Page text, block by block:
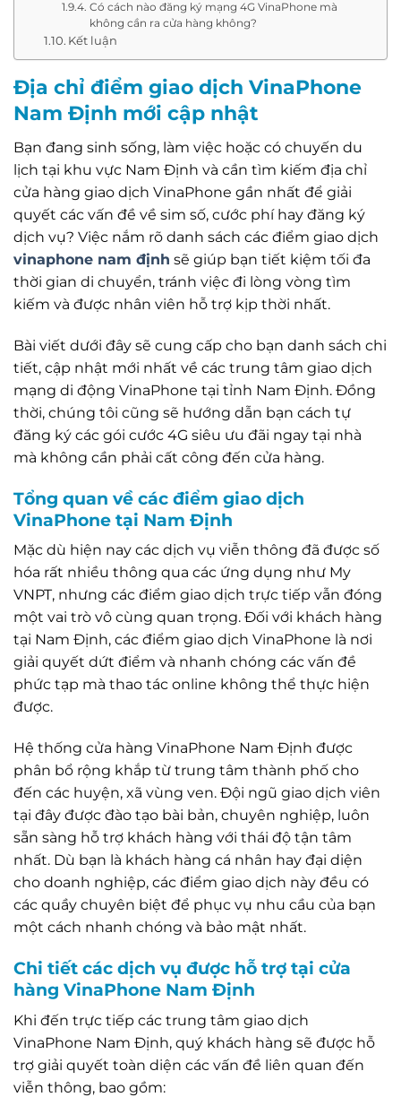
Có cách nào đăng ký mạng 4G VinaPhone mà
không cần ra cửa hàng không?
Kết luận
Địa chỉ điểm giao dịch VinaPhone
Nam Định mới cập nhật
Bạn đang sinh sống, làm việc hoặc có chuyến du
lịch tại khu vực Nam Định và cần tìm kiếm địa chỉ
cửa hàng giao dịch VinaPhone gần nhất để giải
quyết các vấn đề về sim số, cước phí hay đăng ký
dịch vụ? Việc nắm rõ danh sách các điểm giao dịch
vinaphone nam định sẽ giúp bạn tiết kiệm tối đa
thời gian di chuyển, tránh việc đi lòng vòng tìm
kiếm và được nhân viên hỗ trợ kịp thời nhất.
Bài viết dưới đây sẽ cung cấp cho bạn danh sách chi
tiết, cập nhật mới nhất về các trung tâm giao dịch
mạng di động VinaPhone tại tỉnh Nam Định. Đồng
thời, chúng tôi cũng sẽ hướng dẫn bạn cách tự
đăng ký các gói cước 4G siêu ưu đãi ngay tại nhà
mà không cần phải cất công đến cửa hàng.
Tổng quan về các điểm giao dịch
VinaPhone tại Nam Định
Mặc dù hiện nay các dịch vụ viễn thông đã được số
hóa rất nhiều thông qua các ứng dụng như My
VNPT, nhưng các điểm giao dịch trực tiếp vẫn đóng
một vai trò vô cùng quan trọng. Đối với khách hàng
tại Nam Định, các điểm giao dịch VinaPhone là nơi
giải quyết dứt điểm và nhanh chóng các vấn đề
phức tạp mà thao tác online không thể thực hiện
được.
Hệ thống cửa hàng VinaPhone Nam Định được
phân bổ rộng khắp từ trung tâm thành phố cho
đến các huyện, xã vùng ven. Đội ngũ giao dịch viên
tại đây được đào tạo bài bản, chuyên nghiệp, luôn
sẵn sàng hỗ trợ khách hàng với thái độ tận tâm
nhất. Dù bạn là khách hàng cá nhân hay đại diện
cho doanh nghiệp, các điểm giao dịch này đều có
các quầy chuyên biệt để phục vụ nhu cầu của bạn
một cách nhanh chóng và bảo mật nhất.
Chi tiết các dịch vụ được hỗ trợ tại cửa
hàng VinaPhone Nam Định
Khi đến trực tiếp các trung tâm giao dịch
VinaPhone Nam Định, quý khách hàng sẽ được hỗ
trợ giải quyết toàn diện các vấn đề liên quan đến
viễn thông, bao gồm: